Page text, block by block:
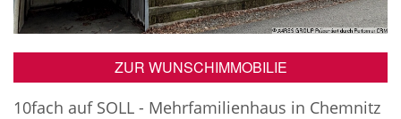
ZUR WUNSCHIMMOBILIE
10fach auf SOLL - Mehrfamilienhaus in Chemnitz